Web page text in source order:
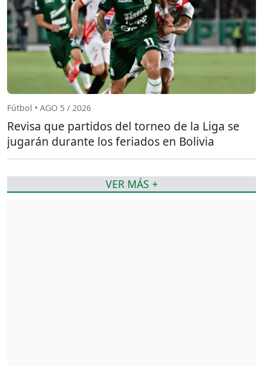
Fútbol • AGO 5 / 2026
Revisa que partidos del torneo de la Liga se
jugarán durante los feriados en Bolivia
VER MÁS +